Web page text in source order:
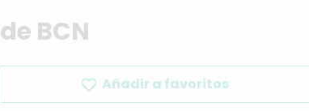
de BCN
Añadir a favoritos